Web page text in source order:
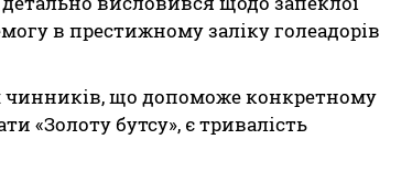
в престижному заліку голеадорів
чинників, що допоможе конкретному
«Золоту бутсу», є тривалість